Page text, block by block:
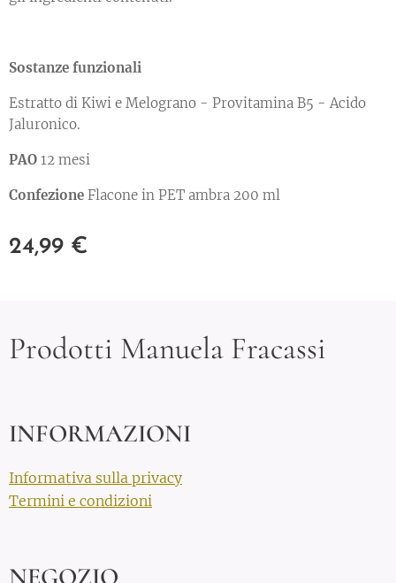
Sostanze funzionali
Estratto di Kiwi e Melograno - Provitamina B5 - Acido
Jaluronico.
PAO 12 mesi
Confezione Flacone in PET ambra 200 ml
24,99 €
Prodotti Manuela Fracassi
INFORMAZIONI
Informativa sulla privacy
Termini e condizioni